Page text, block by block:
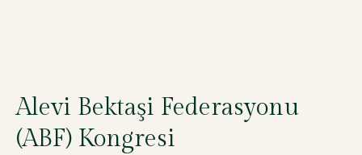
Alevi Bektaşi Federasyonu
(ABF) Kongresi